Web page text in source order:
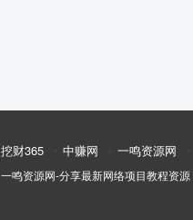
挖财365 中赚网 一鸣资源网
一鸣资源网-分享最新网络项目教程资源